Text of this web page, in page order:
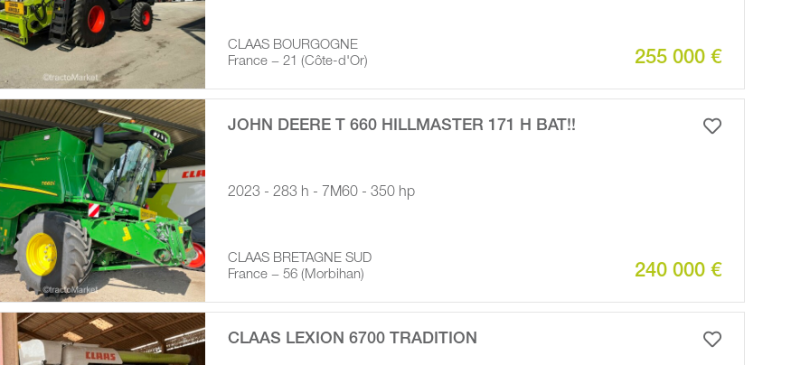
CLAAS BOURGOGNE
France − 21 (Côte-d'Or)
255 000 €
JOHN DEERE T 660 HILLMASTER 171 H BAT!!
2023 - 283 h - 7M60 - 350 hp
CLAAS BRETAGNE SUD
France − 56 (Morbihan)
240 000 €
CLAAS LEXION 6700 TRADITION